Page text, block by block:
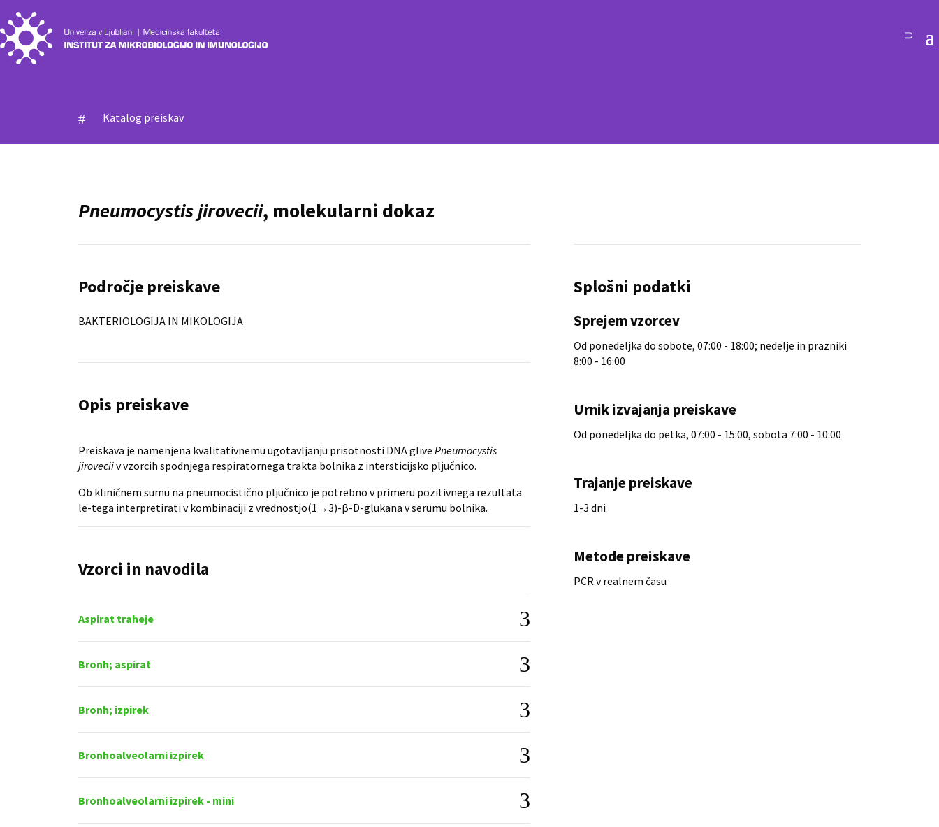
# Katalog preiskav
Pneumocystis jirovecii, molekularni dokaz
Področje preiskave
BAKTERIOLOGIJA IN MIKOLOGIJA
Opis preiskave
Preiskava je namenjena kvalitativnemu ugotavljanju prisotnosti DNA glive Pneumocystis
jiroveciiv vzorcih spodnjega respiratornega trakta bolnika z intersticijsko pljučnico.
Ob kliničnem sumu na pneumocistično pljučnico je potrebno v primeru pozitivnega rezultata
le-tega interpretirati v kombinaciji z vrednostjo(1→3)-β-D-glukana v serumu bolnika.
Vzorci in navodila
Aspirat traheje
Bronh; aspirat
Bronh; izpirek
Bronhoalveolarni izpirek
Bronhoalveolarni izpirek - mini
Splošni podatki
Sprejem vzorcev
Od ponedeljka do sobote, 07:00 - 18:00; nedelje in prazniki
8:00 - 16:00
Urnik izvajanja preiskave
Od ponedeljka do petka, 07:00 - 15:00, sobota 7:00 - 10:00
Trajanje preiskave
1-3 dni
Metode preiskave
PCR v realnem času